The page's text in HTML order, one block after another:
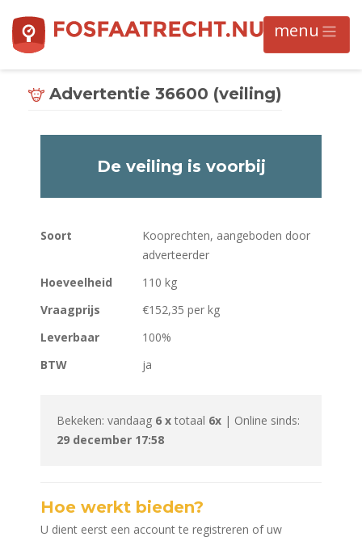
Advertentie 36600 (veiling)
Soort
Kooprechten, aangeboden door
adverteerder
Hoeveelheid
110 kg
Vraagprijs
€152,35 per kg
Leverbaar
100%
BTW
ja
Bekeken: vandaag 6 x totaal 6x | Online sinds:
29 december 17:58
Hoe werkt bieden?
U dient eerst een account te registreren of uw
De veiling is voorbij